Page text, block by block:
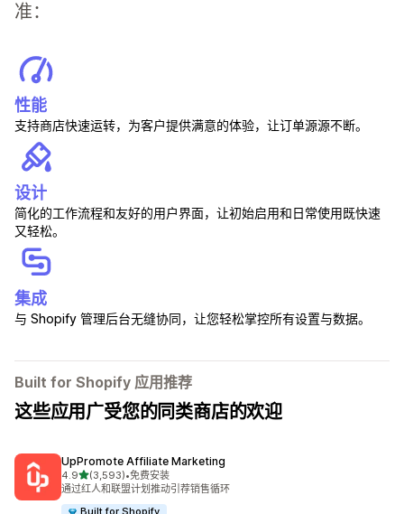
准：
性能
支持商店快速运转，为客户提供满意的体验，让订单源源不断。
设计
简化的工作流程和友好的用户界面，让初始启用和日常使用既快速
又轻松。
集成
与 Shopify 管理后台无缝协同，让您轻松掌控所有设置与数据。
Built for Shopify 应用推荐
这些应用广受您的同类商店的欢迎
UpPromote Affiliate Marketing
4.9星（满分 5 星）
(3,593)
总共 3593 条评论
•免费安装
通过红人和联盟计划推动引荐销售循环